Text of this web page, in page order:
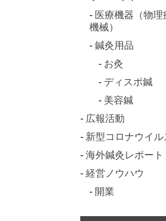
医療機器（物理
機械）
鍼灸用品
お灸
ディスポ鍼
美容鍼
広報活動
新型コロナウイル
海外鍼灸レポート
経営ノウハウ
開業